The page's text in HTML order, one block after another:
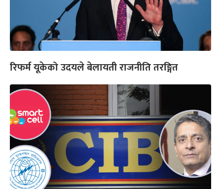
रिफर्म यूकेको उदयले बेलायती राजनीति तरङ्गित